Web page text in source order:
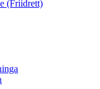
(Friidrett)